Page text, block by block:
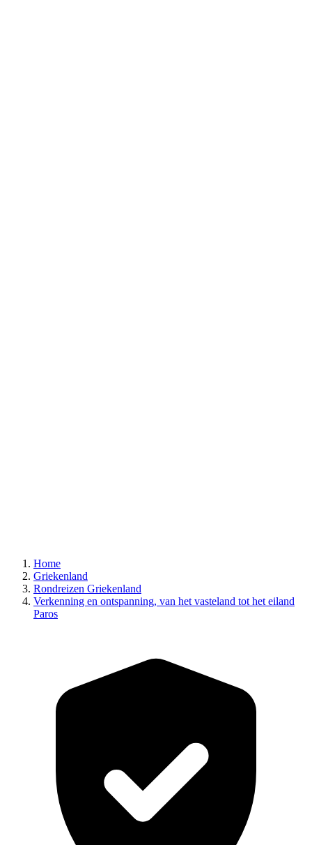
Home
Griekenland
Rondreizen Griekenland
Verkenning en ontspanning, van het vasteland tot het eiland
Paros